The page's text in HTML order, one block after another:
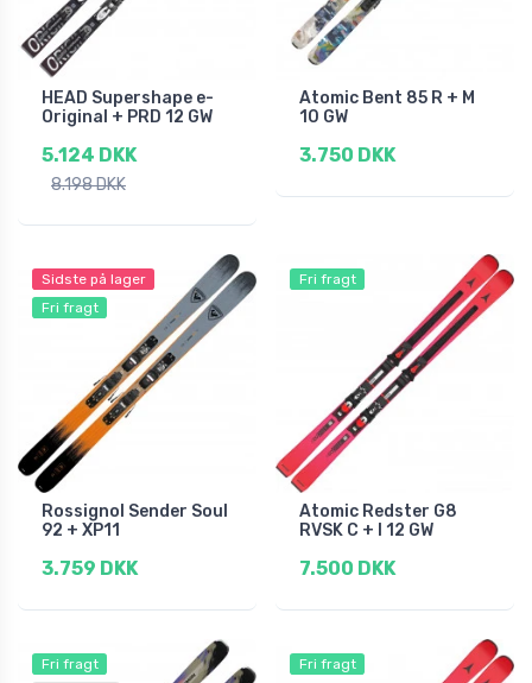
HEAD Supershape e-
Original + PRD 12 GW
5.124 DKK
8.198 DKK
Atomic Bent 85 R + M
10 GW
3.750 DKK
Sidste på lager
Fri fragt
Rossignol Sender Soul
92 + XP11
3.759 DKK
Fri fragt
Atomic Redster G8
RVSK C + I 12 GW
7.500 DKK
Fri fragt
Fri fragt